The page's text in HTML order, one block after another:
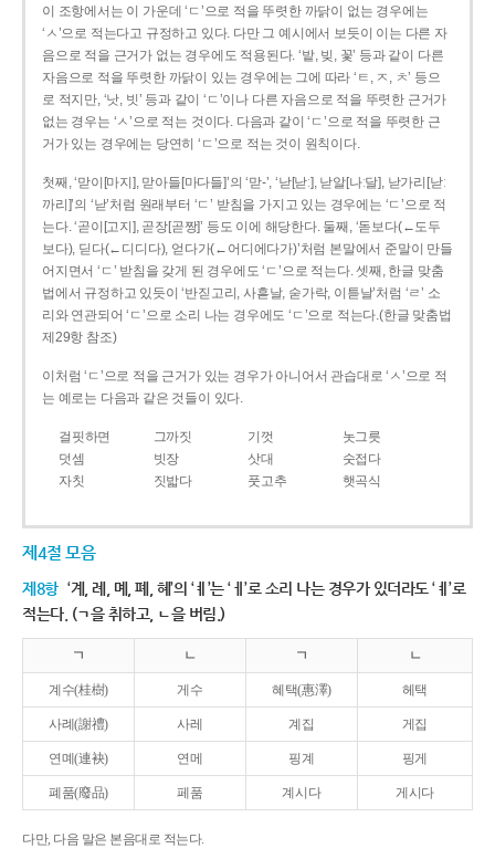
이 조항에서는 이 가운데 ‘ㄷ’으로 적을 뚜렷한 까닭이 없는 경우에는
‘ㅅ’으로 적는다고 규정하고 있다. 다만 그 예시에서 보듯이 이는 다른 자
음으로 적을 근거가 없는 경우에도 적용된다. ‘밭, 빚, 꽃’ 등과 같이 다른
자음으로 적을 뚜렷한 까닭이 있는 경우에는 그에 따라 ‘ㅌ, ㅈ, ㅊ’ 등으
로 적지만, ‘낫, 빗’ 등과 같이 ‘ㄷ’이나 다른 자음으로 적을 뚜렷한 근거가
없는 경우는 ‘ㅅ’으로 적는 것이다. 다음과 같이 ‘ㄷ’으로 적을 뚜렷한 근
거가 있는 경우에는 당연히 ‘ㄷ’으로 적는 것이 원칙이다.
첫째, ‘맏이[마지], 맏아들[마다들]’의 ‘맏-’, ‘낟[낟ː], 낟알[나ː달], 낟가리[낟ː
까리]’의 ‘낟’처럼 원래부터 ‘ㄷ’ 받침을 가지고 있는 경우에는 ‘ㄷ’으로 적
는다. ‘곧이[고지], 곧장[곧짱]’ 등도 이에 해당한다. 둘째, ‘돋보다(←도두
보다), 딛다(←디디다), 얻다가(←어디에다가)’처럼 본말에서 준말이 만들
어지면서 ‘ㄷ’ 받침을 갖게 된 경우에도 ‘ㄷ’으로 적는다. 셋째, 한글 맞춤
법에서 규정하고 있듯이 ‘반짇고리, 사흗날, 숟가락, 이튿날’처럼 ‘ㄹ’ 소
리와 연관되어 ‘ㄷ’으로 소리 나는 경우에도 ‘ㄷ’으로 적는다.(한글 맞춤법
제29항 참조)
이처럼 ‘ㄷ’으로 적을 근거가 있는 경우가 아니어서 관습대로 ‘ㅅ’으로 적
는 예로는 다음과 같은 것들이 있다.
걸핏하면 그까짓 기껏
놋그릇
덧셈
빗장 삿대
숫접다
자칫
짓밟다 풋고추 햇곡식
제4절 모음
제8항 ‘계, 례, 몌, 폐, 혜’의 ‘ㅖ’는 ‘ㅔ’로 소리 나는 경우가 있더라도 ‘ㅖ’로
적는다. (ㄱ을 취하고, ㄴ을 버림.)
ㄱ ㄴ ㄱ ㄴ
계수(桂樹) 게수 혜택(惠澤) 헤택
사례(謝禮) 사레 계집 게집
연몌(連袂) 연메 핑계 핑게
폐품(廢品) 페품 계시다 게시다
다만, 다음 말은 본음대로 적는다.